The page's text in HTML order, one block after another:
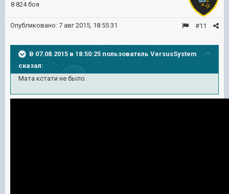
8 824 боя
#11
Опубликовано: 7 авг 2015, 18:55:31
В 07.08.2015 в 18:50:25 пользователь VersusSystem
сказал:
Мата кстати не было.